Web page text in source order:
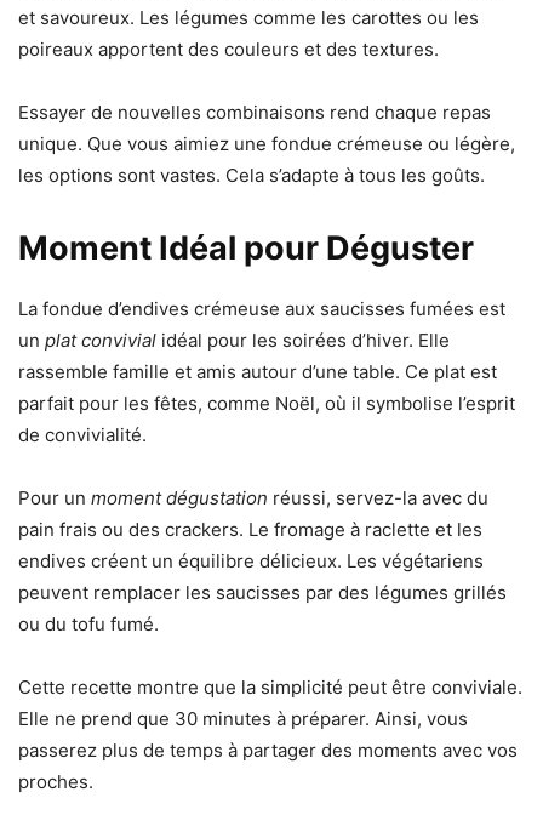
et savoureux. Les légumes comme les carottes ou les
poireaux apportent des couleurs et des textures.
Essayer de nouvelles combinaisons rend chaque repas
unique. Que vous aimiez une fondue crémeuse ou légère,
les options sont vastes. Cela s’adapte à tous les goûts.
Moment Idéal pour Déguster
La fondue d’endives crémeuse aux saucisses fumées est
un plat convivial idéal pour les soirées d’hiver. Elle
rassemble famille et amis autour d’une table. Ce plat est
parfait pour les fêtes, comme Noël, où il symbolise l’esprit
de convivialité.
Pour un moment dégustation réussi, servez-la avec du
pain frais ou des crackers. Le fromage à raclette et les
endives créent un équilibre délicieux. Les végétariens
peuvent remplacer les saucisses par des légumes grillés
ou du tofu fumé.
Cette recette montre que la simplicité peut être conviviale.
Elle ne prend que 30 minutes à préparer. Ainsi, vous
passerez plus de temps à partager des moments avec vos
proches.